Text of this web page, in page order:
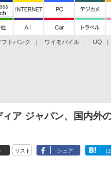
フトバンク ワイモバイル UQ
ア ジャパン、国内外
リスト シェア